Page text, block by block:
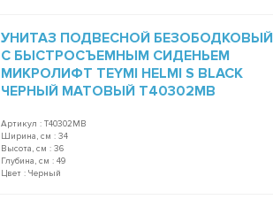
УНИТАЗ ПОДВЕСНОЙ БЕЗОБОДКОВЫЙ
С БЫСТРОСЪЕМНЫМ СИДЕНЬЕМ
МИКРОЛИФТ TEYMI HELMI S BLACK
ЧЕРНЫЙ МАТОВЫЙ T40302MB
Артикул : T40302MB
Ширина, см : 34
Высота, см : 36
Глубина, см : 49
Цвет : Черный